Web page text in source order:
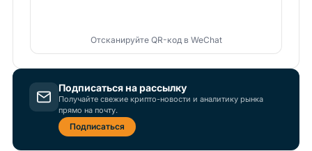
Отсканируйте QR-код в WeChat
Подписаться на рассылку
Получайте свежие крипто-новости и аналитику рынка
прямо на почту.
Подписаться